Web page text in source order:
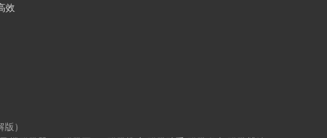
效
）